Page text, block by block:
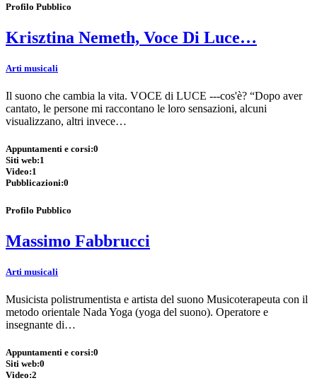
Profilo Pubblico
Krisztina Nemeth, Voce Di Luce…
Arti musicali
Il suono che cambia la vita. VOCE di LUCE ---cos'è? “Dopo aver
cantato, le persone mi raccontano le loro sensazioni, alcuni
visualizzano, altri invece…
Appuntamenti e corsi:0
Siti web:1
Video:1
Pubblicazioni:0
Profilo Pubblico
Massimo Fabbrucci
Arti musicali
Musicista polistrumentista e artista del suono Musicoterapeuta con il
metodo orientale Nada Yoga (yoga del suono). Operatore e
insegnante di…
Appuntamenti e corsi:0
Siti web:0
Video:2